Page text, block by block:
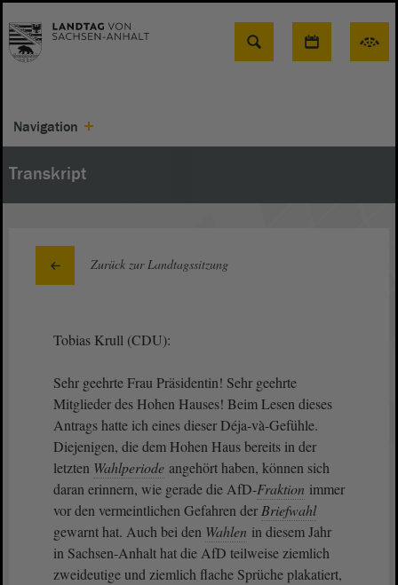
Suche
Navigation
Transkript
Zurück zur Landtagssitzung
Tobias Krull (CDU):
Sehr geehrte Frau Präsidentin! Sehr geehrte
Mitglieder des Hohen Hauses! Beim Lesen dieses
Antrags hatte ich eines dieser Déja-và-Gefühle.
Diejenigen, die dem Hohen Haus bereits in der
letzten Wahlperiode angehört haben, können sich
daran erinnern, wie gerade die AfD-Fraktion immer
vor den vermeintlichen Gefahren der Briefwahl
gewarnt hat. Auch bei den Wahlen in diesem Jahr
in Sachsen-Anhalt hat die AfD teilweise ziemlich
zweideutige und ziemlich flache Sprüche plakatiert,